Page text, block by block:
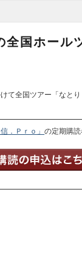
全国ホール
けて全国ツアー「な
信．Ｐｒｏ」の定期購